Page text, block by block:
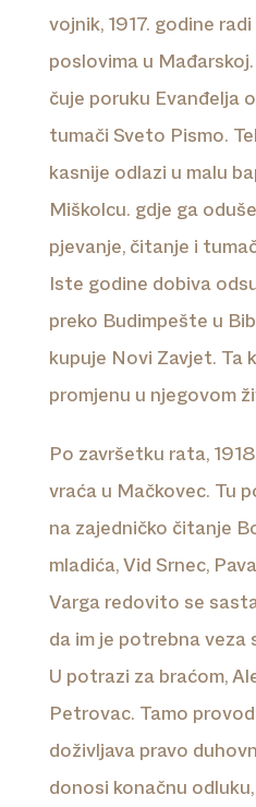
vojnik, 1917. godine
poslovima u
čuje poruku Evanđelja
tumači Sveto Pismo.
kasnije odlazi u malu
Miškolcu. gdje ga
pjevanje, čitanje i
Iste godine dobiva
preko Budimpešte u
kupuje Novi Zavjet. Ta
promjenu u njegovom
Po završetku rata,
vraća u Mačkovec. Tu
na zajedničko čitanje
mladića, Vid Srnec,
Varga redovito se
da im je potrebna veza
U potrazi za braćom,
Petrovac. Tamo
doživljava pravo
donosi konačnu